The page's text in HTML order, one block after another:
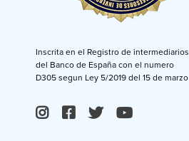
Inscrita en el Registro de intermediarios
del Banco de España con el numero
D305 segun Ley 5/2019 del 15 de marzo